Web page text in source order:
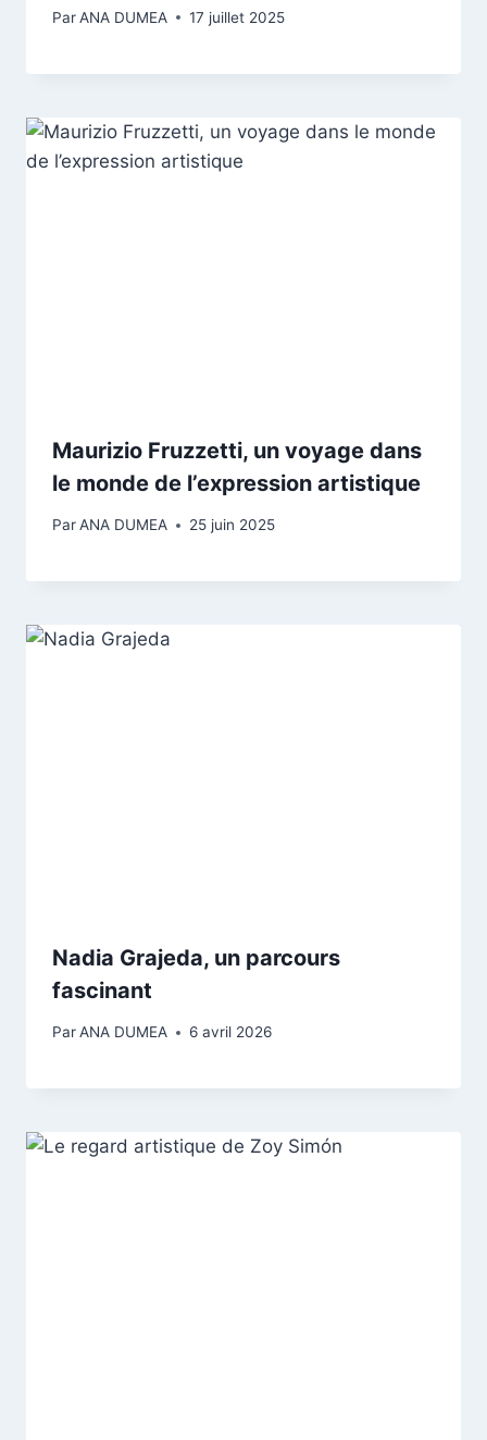
ParANA DUMEA 17 juillet 2025
Maurizio Fruzzetti, un voyage dans
le monde de l’expression artistique
ParANA DUMEA 25 juin 2025
Nadia Grajeda, un parcours
fascinant
ParANA DUMEA 6 avril 2026